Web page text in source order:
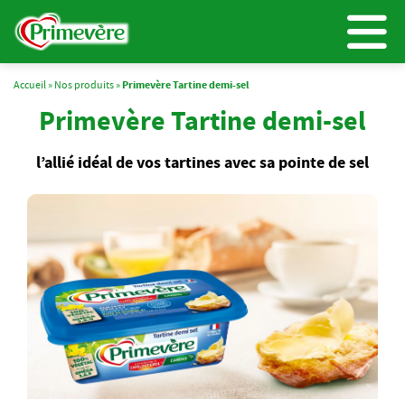
Accueil» Nos produits» Primevère Tartine demi-sel
Primevère Tartine demi-sel
l’allié idéal de vos tartines avec sa pointe de sel